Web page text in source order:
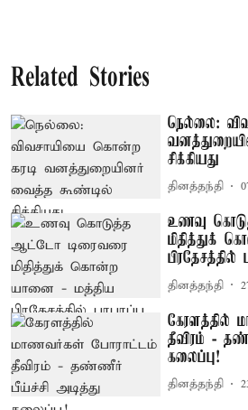
Related Stories
நெல்லை:
சிக்கியது
தினத்தந்தி
உணவு
மிதித்துக்
பிரதேசத்தில்
தினத்தந்தி
கேரளத்தில்
தீவிரம் -
கலைப்பு!
தினத்தந்தி